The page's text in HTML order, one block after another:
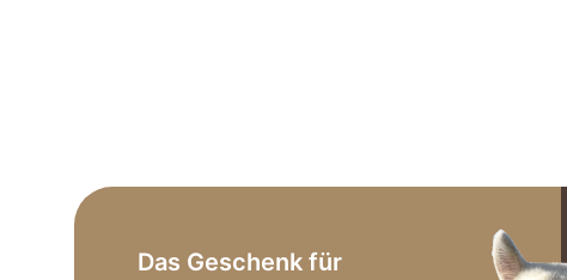
Das Geschenk für